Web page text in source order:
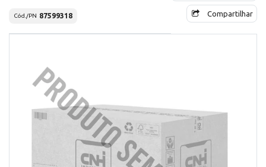
Cód./PN 87599318 Compartilhar